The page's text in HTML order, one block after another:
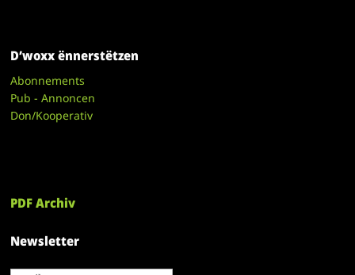
D’woxx ënnerstëtzen
Abonnements
Pub - Annoncen
Don/Kooperativ
PDF Archiv
Newsletter